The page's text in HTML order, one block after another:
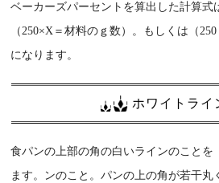
ベーカーズパーセントを算出した計算式
（250×X＝材料のｇ数）。もしくは（
になります。
ホワイトライ
食パンの上部の角の白いラインのことを
ます。ンのこと。パンの上の角が若干丸